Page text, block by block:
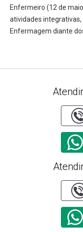
Enfermeiro (12 de
atividades
Enfermagem diante